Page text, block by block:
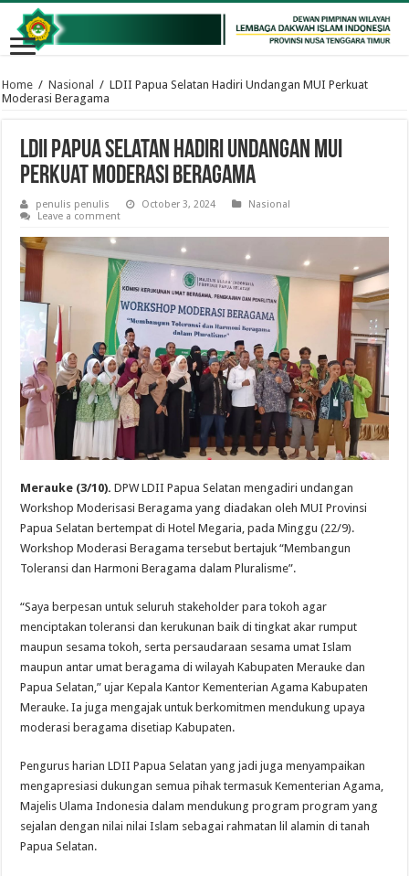
Home / Nasional / LDII Papua Selatan Hadiri Undangan MUI Perkuat
Moderasi Beragama
LDII Papua Selatan Hadiri Undangan MUI
Perkuat Moderasi Beragama
penulis penulis October 3, 2024
Nasional
Leave a comment
Merauke (3/10). DPW LDII Papua Selatan mengadiri undangan
Workshop Moderisasi Beragama yang diadakan oleh MUI Provinsi
Papua Selatan bertempat di Hotel Megaria, pada Minggu (22/9).
Workshop Moderasi Beragama tersebut bertajuk “Membangun
Toleransi dan Harmoni Beragama dalam Pluralisme”.
“Saya berpesan untuk seluruh stakeholder para tokoh agar
menciptakan toleransi dan kerukunan baik di tingkat akar rumput
maupun sesama tokoh, serta persaudaraan sesama umat Islam
maupun antar umat beragama di wilayah Kabupaten Merauke dan
Papua Selatan,” ujar Kepala Kantor Kementerian Agama Kabupaten
Merauke. Ia juga mengajak untuk berkomitmen mendukung upaya
moderasi beragama disetiap Kabupaten.
Pengurus harian LDII Papua Selatan yang jadi juga menyampaikan
mengapresiasi dukungan semua pihak termasuk Kementerian Agama,
Majelis Ulama Indonesia dalam mendukung program program yang
sejalan dengan nilai nilai Islam sebagai rahmatan lil alamin di tanah
Papua Selatan.